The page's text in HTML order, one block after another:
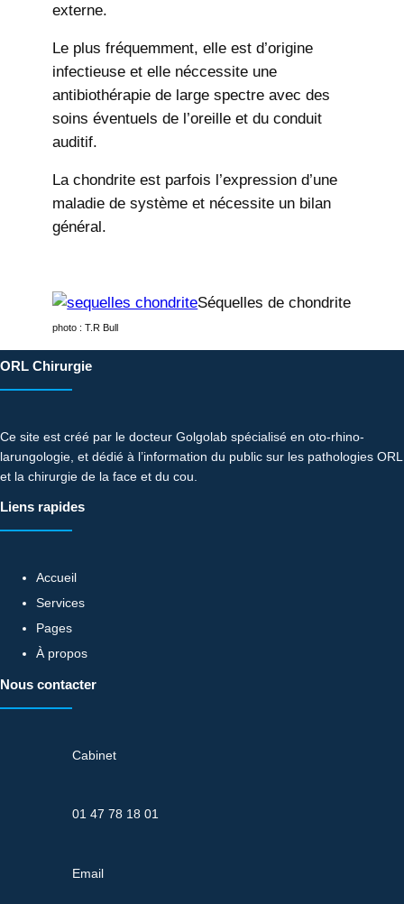
externe.
Le plus fréquemment, elle est d’origine
infectieuse et elle néccessite une
antibiothérapie de large spectre avec des
soins éventuels de l’oreille et du conduit
auditif.
La chondrite est parfois l’expression d’une
maladie de système et nécessite un bilan
général.
Séquelles de chondrite
photo : T.R Bull
ORL Chirurgie
Ce site est créé par le docteur Golgolab spécialisé en oto-rhino-
larungologie, et dédié à l’information du public sur les pathologies ORL
et la chirurgie de la face et du cou.
Liens rapides
Accueil
Services
Pages
À propos
Nous contacter
Cabinet
01 47 78 18 01
Email